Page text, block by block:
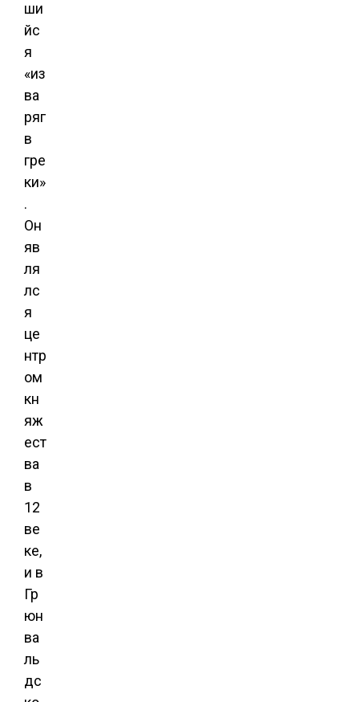
ши
йс
я
«из
ва
ряг
в
гре
ки»
.
Он
яв
ля
лс
я
це
нтр
ом
кн
яж
ест
ва
в
12
ве
ке,
и в
Гр
юн
ва
ль
дс